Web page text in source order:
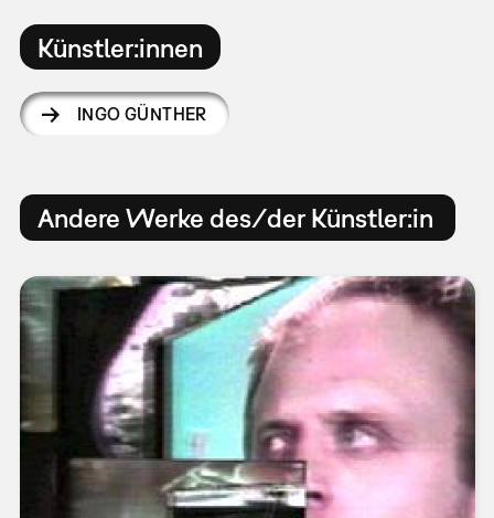
Künstler:innen
INGO GÜNTHER
Andere Werke des/der Künstler:in